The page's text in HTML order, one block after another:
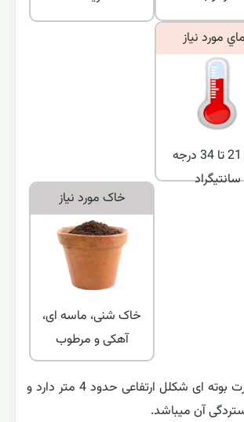
مورد نياز
بین 21 تا 34 درجه
سانتیگراد
خاک مورد نياز
خاک شنی، ماسه ای،
آهکی و مرطوب
لیلی پیلی به صورت بوته ای شکلل ارتفاعی حدود 4 متر دارد و